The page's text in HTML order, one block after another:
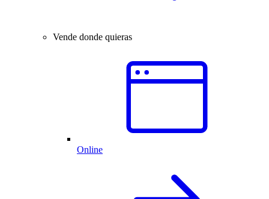
Vende donde quieras
Online